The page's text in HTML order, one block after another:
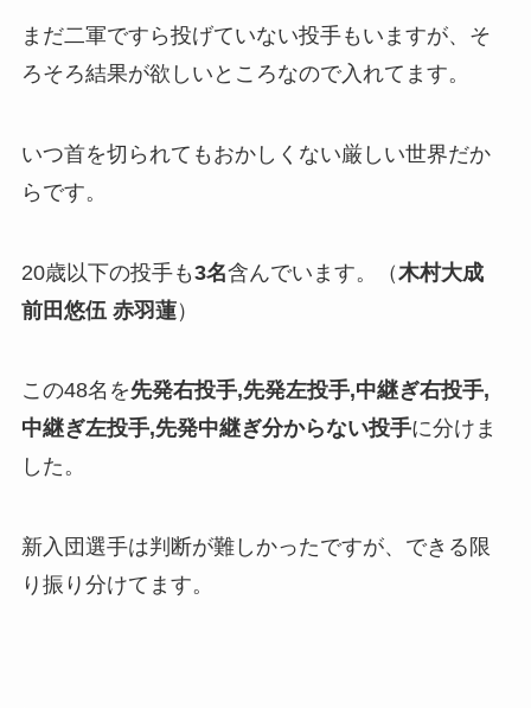
まだ二軍ですら投げていない投手もいますが、そ
ろそろ結果が欲しいところなので入れてます。
いつ首を切られてもおかしくない厳しい世界だか
らです。
20歳以下の投手も3名含んでいます。（木村大成
前田悠伍 赤羽蓮）
この48名を先発右投手,先発左投手,中継ぎ右投手,
中継ぎ左投手,先発中継ぎ分からない投手に分けま
した。
新入団選手は判断が難しかったですが、できる限
り振り分けてます。